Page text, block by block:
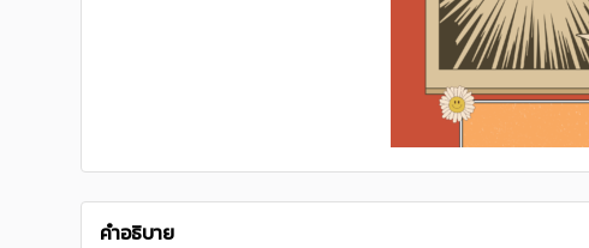
คำอธิบาย